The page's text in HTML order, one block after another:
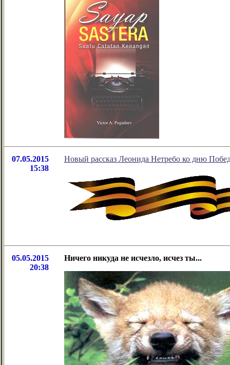
07.05.2015
15:38
Новый рассказ Леонида Нетребо ко дню
05.05.2015
20:38
Ничего никуда не исчезло, исчез ты...